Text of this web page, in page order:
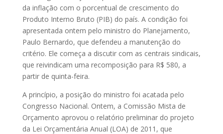
da inflação com o porcentual de crescimento do
Produto Interno Bruto (PIB) do país. A condição foi
apresentada ontem pelo ministro do Pla­­nejamento,
Paulo Bernardo, que defendeu a manutenção do
critério. Ele começa a discutir com as centrais sindicais,
que reivindicam uma recomposição para R$ 580, a
partir de quinta-feira.
A princípio, a posição do ministro foi acatada pelo
Congresso Nacional. Ontem, a Comissão Mista de
Orçamento aprovou o relatório preliminar do projeto
da Lei Orçamentária Anual (LOA) de 2011, que